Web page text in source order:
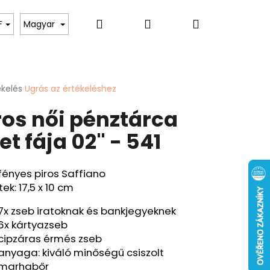
Hölgyeknek Hobbi & Szabadidő
Magyar KeresésBejelentkezés
Kosár
Ugrás az értékeléshez
női pénztárca
fája 02" - 541
piros Saffiano
17,5 x 10 cm
zseb iratoknak és bankjegyeknek
kártyazseb
érmés zseb
kiváló minőségű csiszolt
"PONTY" - 40